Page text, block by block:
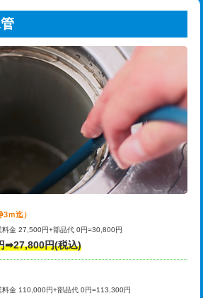
ング鋼管・銅
/3ｍまで)
44,000円
ング鋼管・銅
/3ｍ超え)
+8,800円
・埋め戻し作
11,000円~
事/3ｍまで） 55,000円
管工事/3ｍ超
埋め戻し作業）
満）
で
超え +3,300円
33,000円
8,800円
処理・清掃・修
など（軽作業）
11,000円
処理・清掃・修
など（中作業）
22,000円
処理・清掃・修
など（重作業）
33,000円
ｍ迄）
金 27,500円+部品代 0円=30,800円
➡27,800円(税込)
金 110,000円+部品代 0円=113,300円